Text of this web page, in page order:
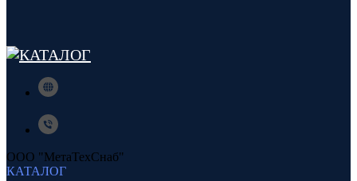
ООО "МетаТехСнаб"
КАТАЛОГ